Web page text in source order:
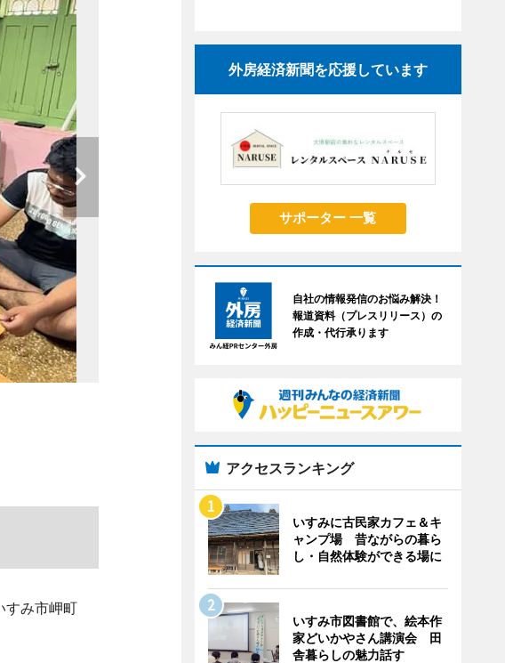
すみ市岬町
外房経済新聞を応援しています
サポーター 一覧
自社の情報発信のお悩み解決！
報道資料（プレスリリース）の
作成・代行承ります
アクセスランキング
いすみに古民家カフェ＆キ
ャンプ場 昔ながらの暮ら
し・自然体験ができる場に
いすみ市図書館で、絵本作
家どいかやさん講演会 田
舎暮らしの魅力話す